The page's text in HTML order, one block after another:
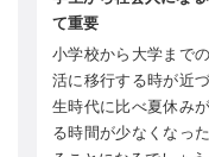
て重要
小学校から大学まで
活に移行する時が近
生時代に比べ夏休み
る時間が少なくなっ